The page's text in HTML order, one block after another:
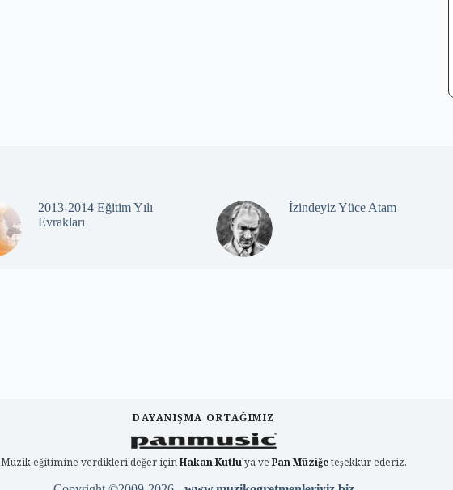
2013-2014 Eğitim Yılı
Evrakları
İzindeyiz Yüce Atam
DAYANIŞMA ORTAĞIMIZ
Müzik eğitimine verdikleri değer içinHakan Kutlu'ya ve Pan Müziğeteşekkür ederiz.